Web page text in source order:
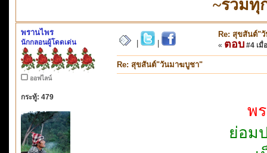
~รวมทุ
พรานไพร
นักกลอนผู้โดดเด่น
ออฟไลน์
กระทู้: 479
Re: สุขสันต์"
« ตอบ #4 เมื่
Re: สุขสันต์"วันมาฆบูชา"
พ
ย่อม